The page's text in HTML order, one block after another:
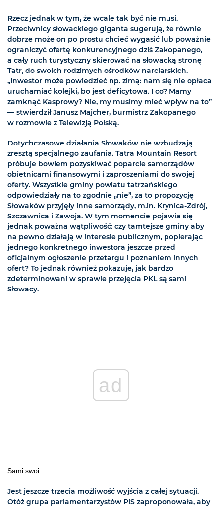
Rzecz jednak w tym, że wcale tak być nie musi.
Przeciwnicy słowackiego giganta sugerują, że równie
dobrze może on po prostu chcieć wygasić lub poważnie
ograniczyć ofertę konkurencyjnego dziś Zakopanego,
a cały ruch turystyczny skierować na słowacką stronę
Tatr, do swoich rodzimych ośrodków narciarskich.
„Inwestor może powiedzieć np. zimą: nam się nie opłaca
uruchamiać kolejki, bo jest deficytowa. I co? Mamy
zamknąć Kasprowy? Nie, my musimy mieć wpływ na to”
— stwierdził Janusz Majcher, burmistrz Zakopanego
w rozmowie z Telewizją Polską.
Dotychczasowe działania Słowaków nie wzbudzają
zresztą specjalnego zaufania. Tatra Mountain Resort
próbuje bowiem pozyskiwać poparcie samorządów
obietnicami finansowymi i zaproszeniami do swojej
oferty. Wszystkie gminy powiatu tatrzańskiego
odpowiedziały na to zgodnie „nie”, za to propozycję
Słowaków przyjęły inne samorządy, m.in. Krynica-Zdrój,
Szczawnica i Zawoja. W tym momencie pojawia się
jednak poważna wątpliwość: czy tamtejsze gminy aby
na pewno działają w interesie publicznym, popierając
jednego konkretnego inwestora jeszcze przed
oficjalnym ogłoszenie przetargu i poznaniem innych
ofert? To jednak również pokazuje, jak bardzo
zdeterminowani w sprawie przejęcia PKL są sami
Słowacy.
ad
Sami swoi
Jest jeszcze trzecia możliwość wyjścia z całej sytuacji.
Otóż grupa parlamentarzystów PiS zaproponowała, aby